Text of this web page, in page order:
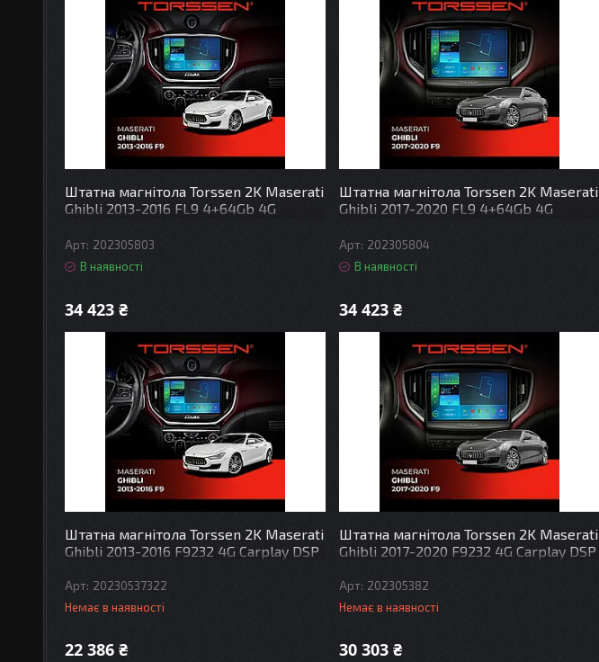
Штатна магнітола Torssen 2K Maserati
Ghibli 2013-2016 FL9 4+64Gb 4G
202305803
В наявності
34 423 ₴
Штатна магнітола Torssen 2K Maserati
Ghibli 2017-2020 FL9 4+64Gb 4G
202305804
В наявності
34 423 ₴
Штатна магнітола Torssen 2K Maserati
Ghibli 2013-2016 F9232 4G Carplay DSP
20230537322
Немає в наявності
22 386 ₴
Штатна магнітола Torssen 2K Maserati
Ghibli 2017-2020 F9232 4G Carplay DSP
202305382
Немає в наявності
30 303 ₴